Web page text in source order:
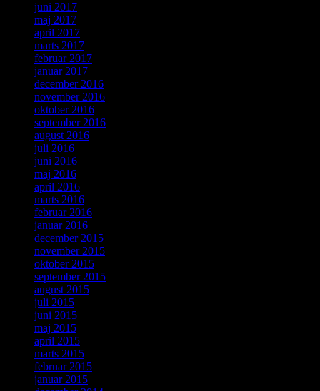
juni 2017
maj 2017
april 2017
marts 2017
februar 2017
januar 2017
december 2016
november 2016
oktober 2016
september 2016
august 2016
juli 2016
juni 2016
maj 2016
april 2016
marts 2016
februar 2016
januar 2016
december 2015
november 2015
oktober 2015
september 2015
august 2015
juli 2015
juni 2015
maj 2015
april 2015
marts 2015
februar 2015
januar 2015